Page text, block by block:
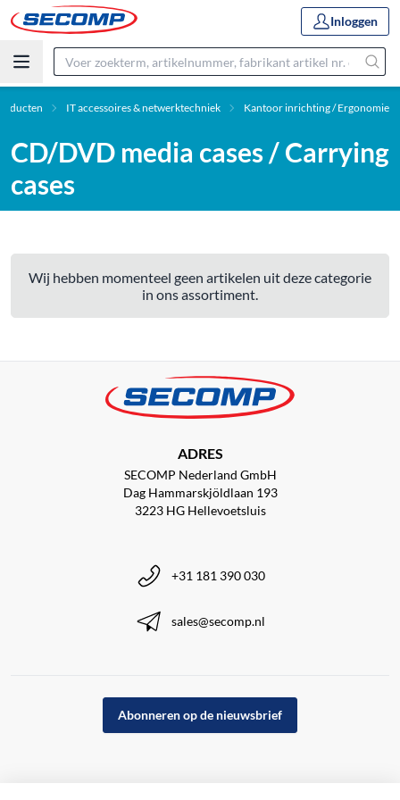
Inloggen
IT accessoires & netwerktechniek Kantoor inrichting / Ergonomie
CD/DVD media cases / Carrying
cases
Wij hebben momenteel geen artikelen uit deze categorie
in ons assortiment.
ADRES
SECOMP Nederland GmbH
Dag Hammarskjöldlaan 193
3223 HG Hellevoetsluis
+31 181 390 030
sales@secomp.nl
Abonneren op de nieuwsbrief